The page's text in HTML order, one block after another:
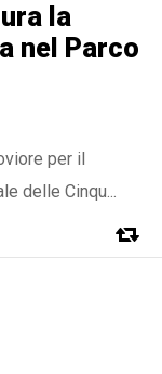
la
nel Parco
per il
delle Cinqu...